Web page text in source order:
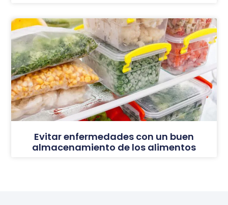
Evitar enfermedades con un buen
almacenamiento de los alimentos